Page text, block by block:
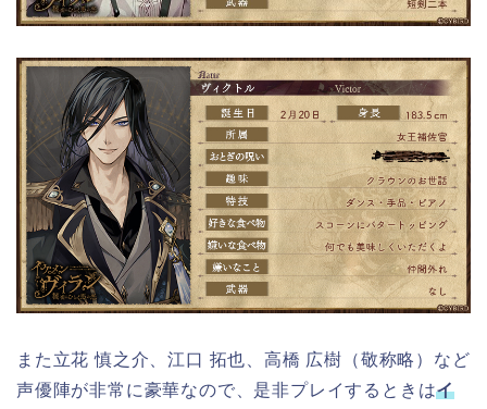
また立花 慎之介、江口 拓也、高橋 広樹（敬称略）など
声優陣が非常に豪華なので、是非プレイするときはイ